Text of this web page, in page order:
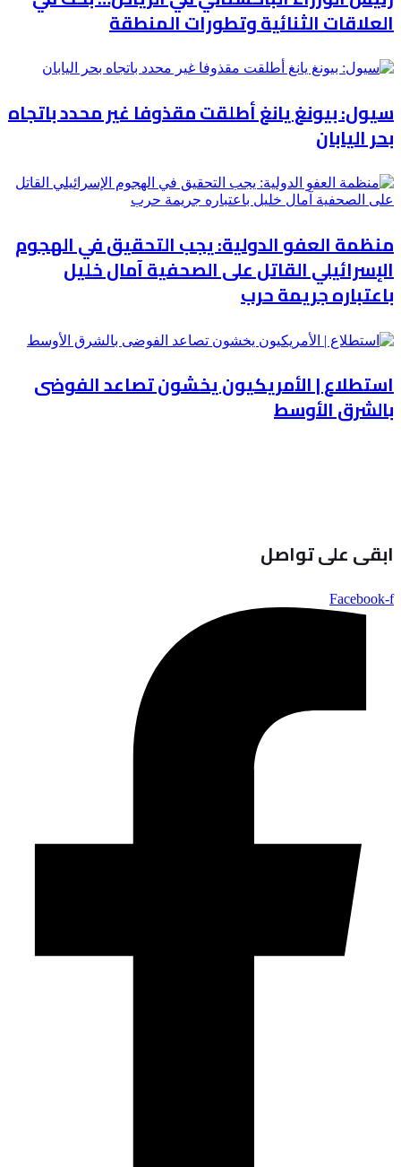
العلاقات الثنائية وتطورات المنطقة
سيول: بيونغ يانغ أطلقت مقذوفا غير محدد باتجاه
بحر اليابان
منظمة العفو الدولية: يجب التحقيق في الهجوم
الإسرائيلي القاتل على الصحفية آمال خليل
باعتباره جريمة حرب
استطلاع | الأمريكيون يخشون تصاعد الفوضى
بالشرق الأوسط
ابقى على تواصل
Facebook-f